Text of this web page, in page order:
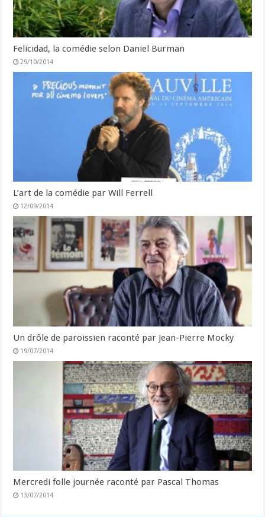
Felicidad, la comédie selon Daniel Burman
29/10/2014
L’art de la comédie par Will Ferrell
12/09/2014
Un drôle de paroissien raconté par Jean-Pierre Mocky
19/07/2014
Mercredi folle journée raconté par Pascal Thomas
13/07/2014